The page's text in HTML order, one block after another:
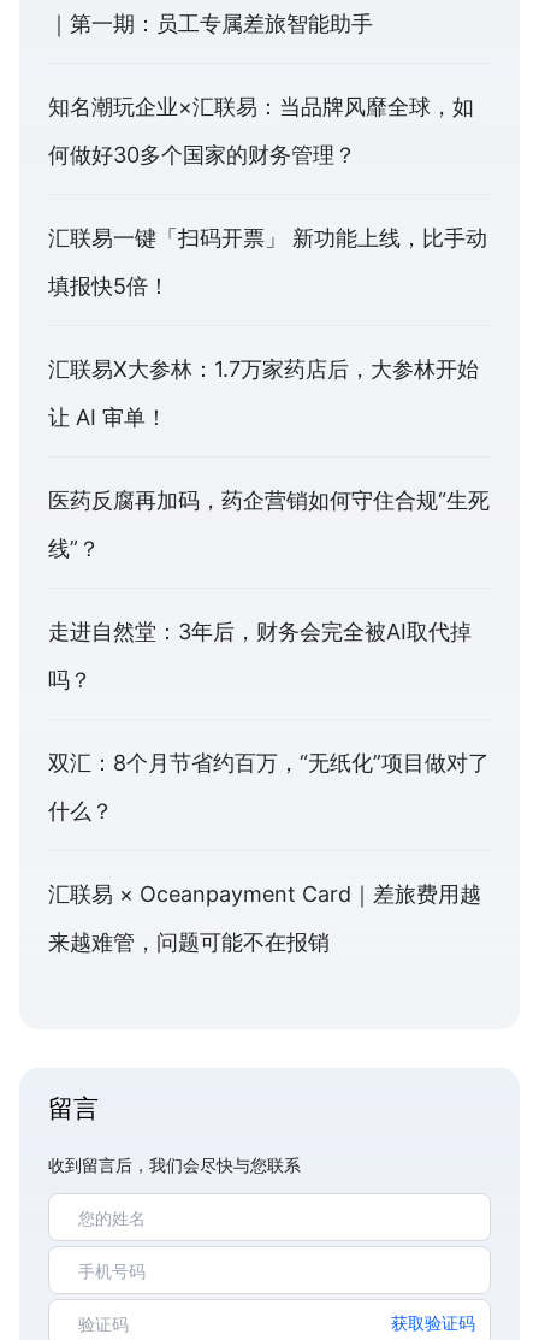
｜第一期：员工专属差旅智能助手
知名潮玩企业×汇联易：当品牌风靡全球，如
何做好30多个国家的财务管理？
汇联易一键「扫码开票」 新功能上线，比手动
填报快5倍！
汇联易X大参林：1.7万家药店后，大参林开始
让 AI 审单！
医药反腐再加码，药企营销如何守住合规“生死
线”？
走进自然堂：3年后，财务会完全被AI取代掉
吗？
双汇：8个月节省约百万，“无纸化”项目做对了
什么？
汇联易 × Oceanpayment Card｜差旅费用越
来越难管，问题可能不在报销
留言
收到留言后，我们会尽快与您联系
获取验证码